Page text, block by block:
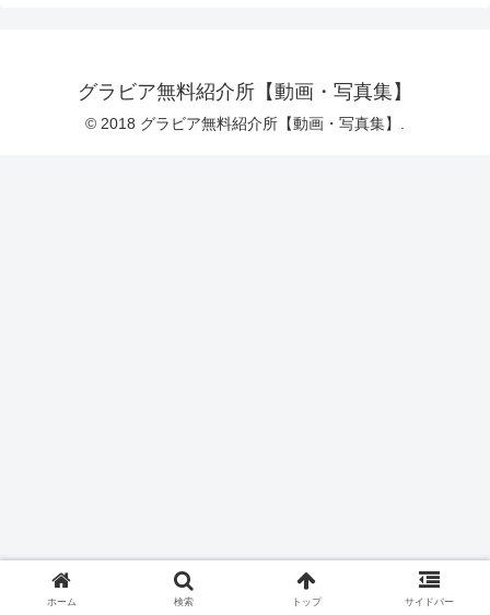
グラビア無料紹介所【動画・写真集】
© 2018 グラビア無料紹介所【動画・写真集】.
ホーム 検索 トップ サイドバー